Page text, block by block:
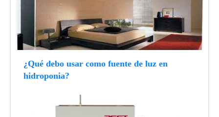
¿Qué debo usar como fuente de luz en
hidroponia?